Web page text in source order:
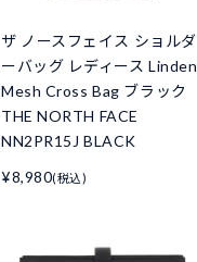
ザ ノースフェイス ショルダ
ーバッグ レディース Linden
Mesh Cross Bag ブラック
THE NORTH FACE
NN2PR15J BLACK
¥8,980(税込)